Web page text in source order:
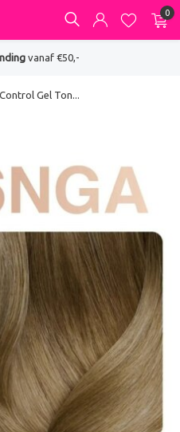
0
vanaf €50,-
Gel Ton...